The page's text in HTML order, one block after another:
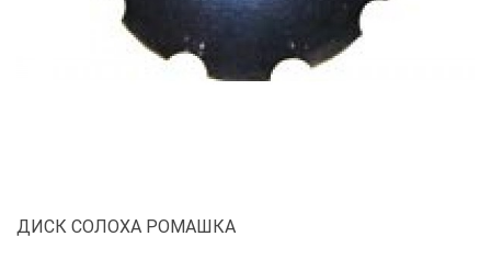
ДИСК СОЛОХА РОМАШКА